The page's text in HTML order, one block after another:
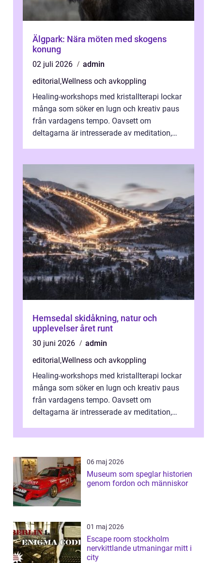
Älgpark: Nära möten med skogens
konung
02 juli 2026
admin
editorial,Wellness och avkoppling
Healing-workshops med kristallterapi lockar
många som söker en lugn och kreativ paus
från vardagens tempo. Oavsett om
deltagarna är intresserade av meditation,
Hemsedal skidåkning, natur och
upplevelser året runt
30 juni 2026
admin
editorial,Wellness och avkoppling
Healing-workshops med kristallterapi lockar
många som söker en lugn och kreativ paus
från vardagens tempo. Oavsett om
deltagarna är intresserade av meditation,
06 maj 2026
Museum som speglar historien
genom fordon och människor
01 maj 2026
Escape room stockholm
nervkittlande utmaningar mitt i
city